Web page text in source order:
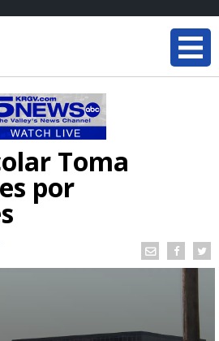
Toma
por